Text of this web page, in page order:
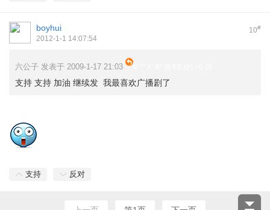
10#
boyhui
2012-1-1 14:07:54
六公子 发表于 2009-1-17 21:03
支持 支持 加油 继续发 我最喜欢广播剧了
支持 反对